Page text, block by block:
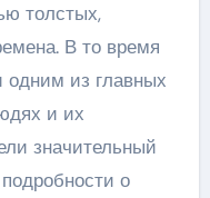
толстых,
В то время
из главных
и их
значительный
о